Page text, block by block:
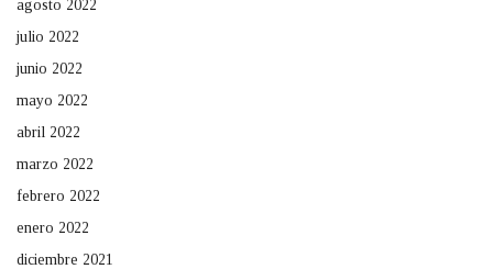
agosto 2022
julio 2022
junio 2022
mayo 2022
abril 2022
marzo 2022
febrero 2022
enero 2022
diciembre 2021